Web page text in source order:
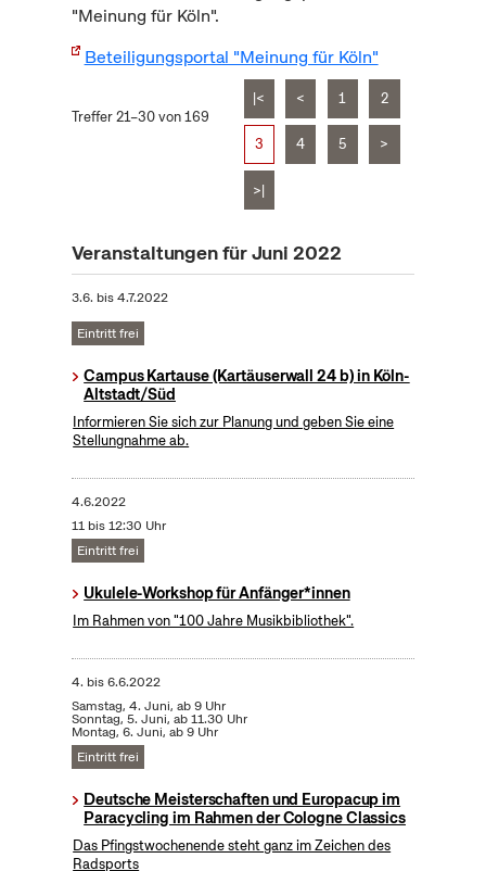
"Meinung für Köln".
Beteiligungsportal "Meinung für Köln"
Treffer 21–30 von 169
|< < 1 2
3 4 5 >
>|
Veranstaltungen für Juni 2022
3.6. bis4.7.2022
Eintritt frei
Campus Kartause (Kartäuserwall 24 b) in Köln-
Altstadt/Süd
Informieren Sie sich zur Planung und geben Sie eine
Stellungnahme ab.
4.6.2022
11 bis 12:30 Uhr
Eintritt frei
Ukulele-Workshop für Anfänger*innen
Im Rahmen von "100 Jahre Musikbibliothek".
4. bis6.6.2022
Samstag, 4. Juni, ab 9 Uhr
Sonntag, 5. Juni, ab 11.30 Uhr
Montag, 6. Juni, ab 9 Uhr
Eintritt frei
Deutsche Meisterschaften und Europacup im
Paracycling im Rahmen der Cologne Classics
Das Pfingstwochenende steht ganz im Zeichen des
Radsports